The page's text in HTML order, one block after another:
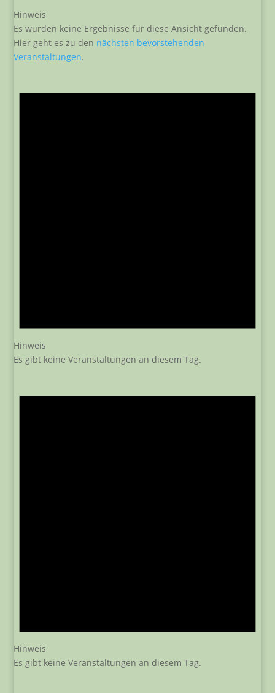
Hinweis
Es wurden keine Ergebnisse für diese Ansicht gefunden.
Hier geht es zu den nächsten bevorstehenden
Veranstaltungen.
Hinweis
Es gibt keine Veranstaltungen an diesem Tag.
Hinweis
Es gibt keine Veranstaltungen an diesem Tag.